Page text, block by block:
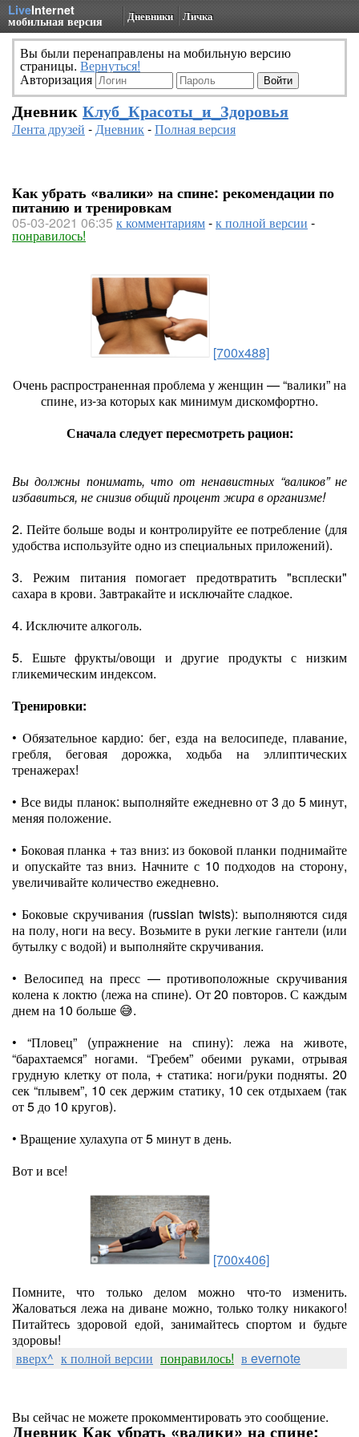
LiveInternet
мобильная версия Дневники Личка
Вы были перенаправлены на мобильную версию
страницы. Вернуться!
Авторизация
Дневник Клуб_Красоты_и_Здоровья
Лента друзей -Дневник-Полная версия
Как убрать «валики» на спине: рекомендации по
питанию и тренировкам
05-03-2021 06:35 к комментариям-к полной версии -
понравилось!
[700x488]
Очень распространенная проблема у женщин — “валики” на
спине, из-за которых как минимум дискомфортно.
Сначала следует пересмотреть рацион:
Вы должны понимать, что от ненавистных “валиков” не
избавиться, не снизив общий процент жира в организме!
2. Пейте больше воды и контролируйте ее потребление (для
удобства используйте одно из специальных приложений).
3. Режим питания помогает предотвратить "всплески"
сахара в крови. Завтракайте и исключайте сладкое.
4. Исключите алкоголь.
5. Ешьте фрукты/овощи и другие продукты с низким
гликемическим индексом.
Тренировки:
• Обязательное кардио: бег, езда на велосипеде, плавание,
гребля, беговая дорожка, ходьба на эллиптических
тренажерах!
• Все виды планок: выполняйте ежедневно от 3 до 5 минут,
меняя положение.
• Боковая планка + таз вниз: из боковой планки поднимайте
и опускайте таз вниз. Начните с 10 подходов на сторону,
увеличивайте количество ежедневно.
• Боковые скручивания (russian twists): выполняются сидя
на полу, ноги на весу. Возьмите в руки легкие гантели (или
бутылку с водой) и выполняйте скручивания.
• Велосипед на пресс — противоположные скручивания
колена к локтю (лежа на спине). От 20 повторов. С каждым
днем на 10 больше 😅.
• “Пловец” (упражнение на спину): лежа на животе,
“барахтаемся” ногами. “Гребем” обеими руками, отрывая
грудную клетку от пола, + статика: ноги/руки подняты. 20
сек “плывем”, 10 сек держим статику, 10 сек отдыхаем (так
от 5 до 10 кругов).
• Вращение хулахупа от 5 минут в день.
Вот и все!
[700x406]
Помните, что только делом можно что-то изменить.
Жаловаться лежа на диване можно, только толку никакого!
Питайтесь здоровой едой, занимайтесь спортом и будьте
здоровы!
вверх^ к полной версии понравилось! в evernote
Вы сейчас не можете прокомментировать это сообщение.
Дневник Как убрать «валики» на спине: